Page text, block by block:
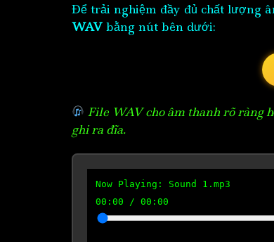
Để trải nghiệm đầy đủ chất lượng
WAV bằng nút bên dưới:
File WAV cho âm thanh rõ ràng
ghi ra đĩa.
Now Playing: Sound 1.mp3
00:00 / 00:00